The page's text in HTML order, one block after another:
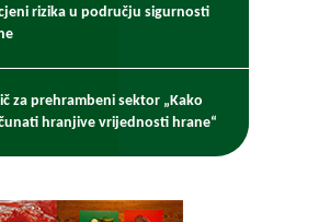
rizika u području sigurnosti
za prehrambeni sektor „Kako
hranjive vrijednosti hrane“